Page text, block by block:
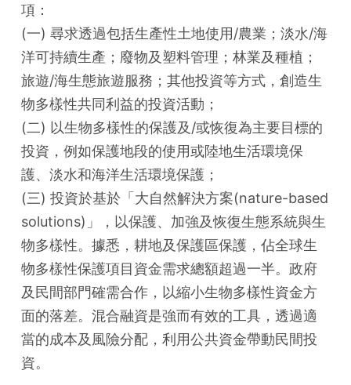
項：
(一) 尋求透過包括生產性土地使用/農業；淡水/海
洋可持續生產；廢物及塑料管理；林業及種植；
旅遊/海生態旅遊服務；其他投資等方式，創造生
物多樣性共同利益的投資活動；
(二) 以生物多樣性的保護及/或恢復為主要目標的
投資，例如保護地段的使用或陸地生活環境保
護、淡水和海洋生活環境保護；
(三) 投資於基於「大自然解決方案(nature-based
solutions)」，以保護、加強及恢復生態系統與生
物多樣性。據悉，耕地及保護區保護，佔全球生
物多樣性保護項目資金需求總額超過一半。政府
及民間部門確需合作，以縮小生物多樣性資金方
面的落差。混合融資是強而有效的工具，透過適
當的成本及風險分配，利用公共資金帶動民間投
資。